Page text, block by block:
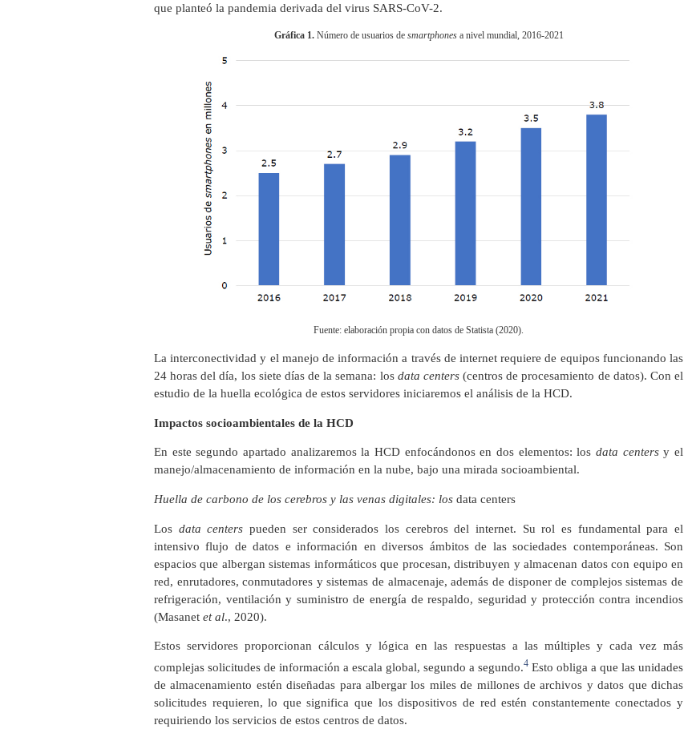
que planteó la pandemia derivada del virus SARS-CoV-2.
Gráfica 1.Número de usuarios de smartphonesa nivel mundial, 2016-2021
Fuente: elaboración propia con datos de Statista (2020).
La interconectividad y el manejo de información a través de internet requiere de equipos funcionando las
24 horas del día, los siete días de la semana: los data centers(centros de procesamiento de datos). Con el
estudio de la huella ecológica de estos servidores iniciaremos el análisis de la HCD.
Impactos socioambientales de la HCD
En este segundo apartado analizaremos la HCD enfocándonos en dos elementos: los data centersy el
manejo/almacenamiento de información en la nube, bajo una mirada socioambiental.
Huella de carbono de los cerebros y las venas digitales: los data centers
Los data centers pueden ser considerados los cerebros del internet. Su rol es fundamental para el
intensivo flujo de datos e información en diversos ámbitos de las sociedades contemporáneas. Son
espacios que albergan sistemas informáticos que procesan, distribuyen y almacenan datos con equipo en
red, enrutadores, conmutadores y sistemas de almacenaje, además de disponer de complejos sistemas de
refrigeración, ventilación y suministro de energía de respaldo, seguridad y protección contra incendios
(Masanet et al., 2020).
Estos servidores proporcionan cálculos y lógica en las respuestas a las múltiples y cada vez más
complejas solicitudes de información a escala global, segundo a segundo.4 Esto obliga a que las unidades
de almacenamiento estén diseñadas para albergar los miles de millones de archivos y datos que dichas
solicitudes requieren, lo que significa que los dispositivos de red estén constantemente conectados y
requiriendo los servicios de estos centros de datos.